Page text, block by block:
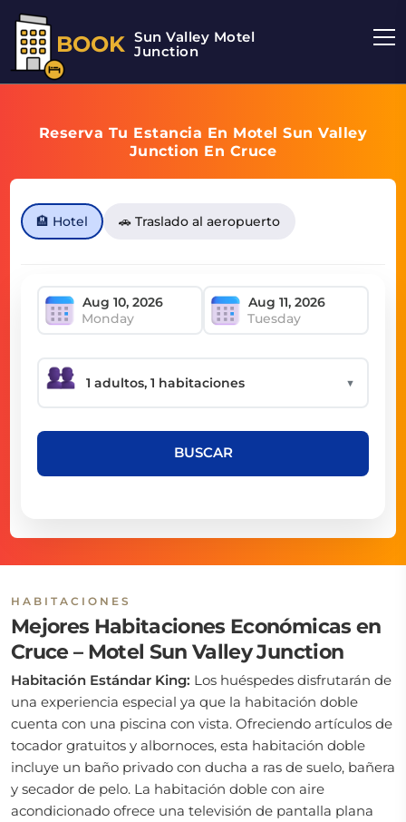
BOOK Sun Valley Motel
Junction
Reserva Tu Estancia En Motel Sun Valley
Junction En Cruce
🏨 Hotel 🚗 Traslado al aeropuerto
Monday Tuesday
▼
BUSCAR
HABITACIONES
Mejores Habitaciones Económicas en
Cruce – Motel Sun Valley Junction
Habitación Estándar King: Los huéspedes disfrutarán de
una experiencia especial ya que la habitación doble
cuenta con una piscina con vista. Ofreciendo artículos de
tocador gratuitos y albornoces, esta habitación doble
incluye un baño privado con ducha a ras de suelo, bañera
y secador de pelo. La habitación doble con aire
acondicionado ofrece una televisión de pantalla plana